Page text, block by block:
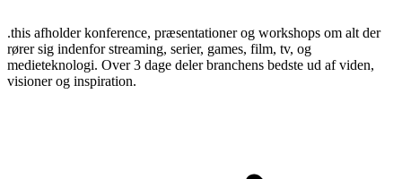
.this afholder konference, præsentationer og workshops om alt der
rører sig indenfor streaming, serier, games, film, tv, og
medieteknologi. Over 3 dage deler branchens bedste ud af viden,
visioner og inspiration.